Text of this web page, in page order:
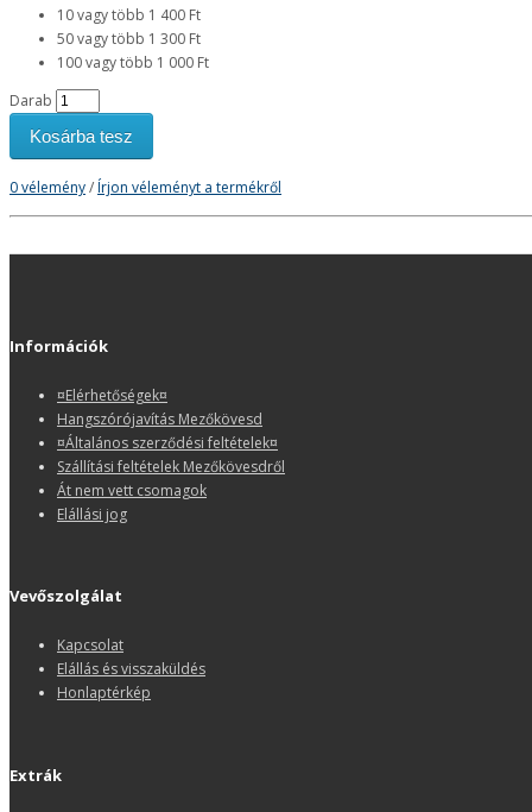
10 vagy több 1 400 Ft
50 vagy több 1 300 Ft
100 vagy több 1 000 Ft
Darab
Kosárba tesz
0 vélemény/Írjon véleményt a termékről
Információk
¤Elérhetőségek¤
Hangszórójavítás Mezőkövesd
¤Általános szerződési feltételek¤
Szállítási feltételek Mezőkövesdről
Át nem vett csomagok
Elállási jog
Vevőszolgálat
Kapcsolat
Elállás és visszaküldés
Honlaptérkép
Extrák